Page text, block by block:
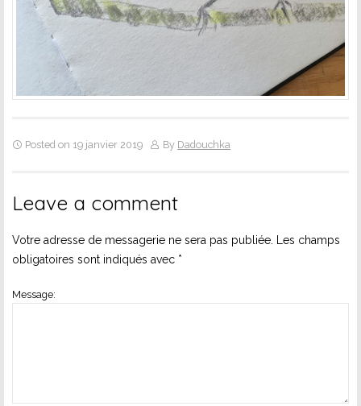
Posted on 19 janvier 2019 By Dadouchka
Leave a comment
Votre adresse de messagerie ne sera pas publiée.
Les champs
obligatoires sont indiqués avec *
Message: